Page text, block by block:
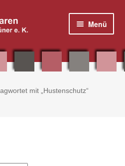
Menü
mit „Hustenschutz“